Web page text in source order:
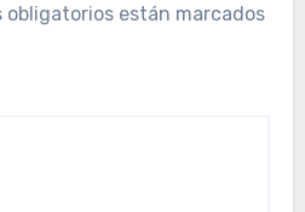
obligatorios están marcados